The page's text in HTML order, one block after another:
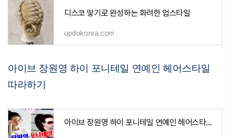
디스코 땋기로 완성하는 화려한 업스타일
updokorea.com
아이브 장원영 하이 포니테일 연예인 헤어스타일
따라하기
아이브 장원영 하이 포니테일 연예인 헤어스타일 따라하기